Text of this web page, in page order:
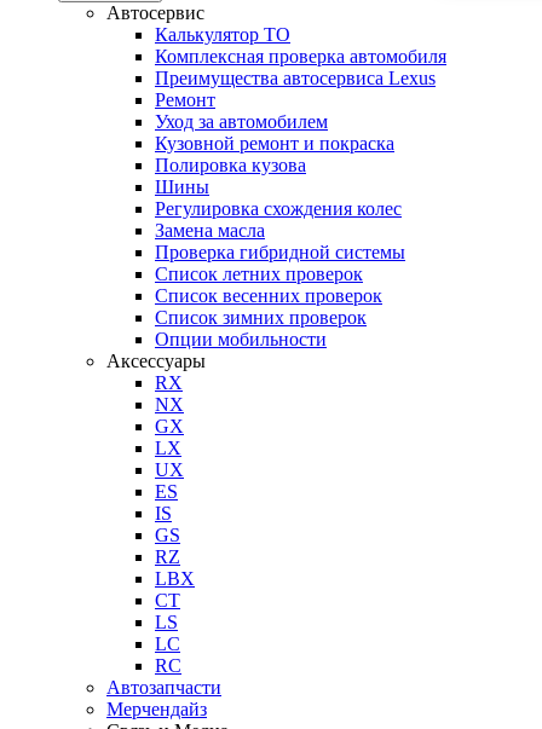
Автосервис
Калькулятор ТО
Комплексная проверка автомобиля
Преимущества автосервиса Lexus
Ремонт
Уход за автомобилем
Кузовной ремонт и покраска
Полировка кузова
Шины
Регулировка схождения колес
Замена масла
Проверка гибридной системы
Список летних проверок
Список весенних проверок
Список зимних проверок
Опции мобильности
Аксессуары
RX
NX
GX
LX
UX
ES
IS
GS
RZ
LBX
CT
LS
LC
RC
Автозапчасти
Мерчендайз